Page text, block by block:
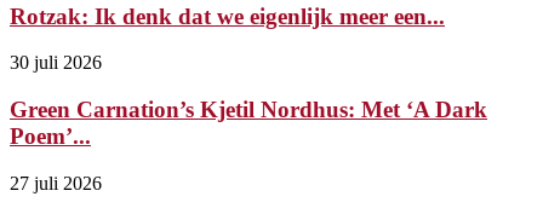
Rotzak: Ik denk dat we eigenlijk meer een...
30 juli 2026
Green Carnation’s Kjetil Nordhus: Met ‘A Dark
Poem’...
27 juli 2026